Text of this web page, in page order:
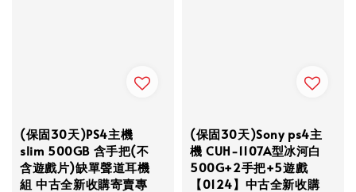
(保固30天)PS4主機
slim 500GB 含手把(不
含遊戲片)缺單聲道耳機
組 中古全新收購寄賣專
(保固30天)Sony ps4主
機 CUH-1107A型冰河白
500G+2手把+5遊戲
【0124】中古全新收購